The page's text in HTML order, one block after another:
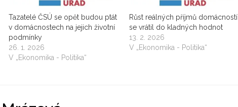
Tazatelé ČSÚ se opět budou ptát
v domácnostech na jejich životní
podmínky
26. 1. 2026
V „Ekonomika - Politika“
Růst reálných příjmů domácností
se vrátil do kladných hodnot
13. 2. 2026
V „Ekonomika - Politika“